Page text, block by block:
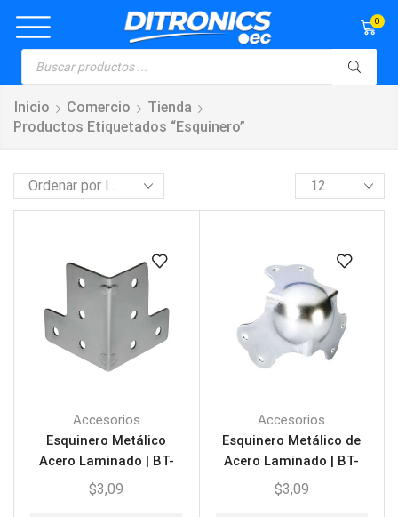
0
Inicio Comercio
Tienda
Productos Etiquetados “esquinero”
Accesorios
Esquinero Metálico
Acero Laminado | BT-
ZJM01
$3,09
Accesorios
Esquinero Metálico de
Acero Laminado | BT-
QB05
$3,09